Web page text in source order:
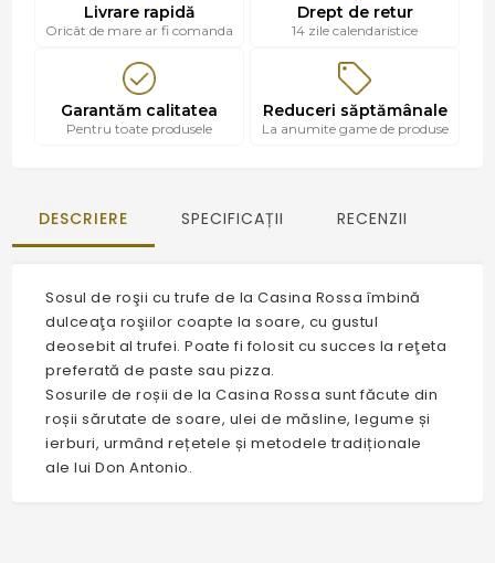
Livrare rapidă
Oricât de mare ar fi comanda
Drept de retur
14 zile calendaristice
Garantăm calitatea
Pentru toate produsele
Reduceri săptămânale
La anumite game de produse
DESCRIERE SPECIFICAȚII RECENZII
Sosul de roşii cu trufe de la Casina Rossa îmbină
dulceaţa roşiilor coapte la soare, cu gustul
deosebit al trufei. Poate fi folosit cu succes la reţeta
preferată de paste sau pizza.
Sosurile de roșii de la Casina Rossa sunt făcute din
roșii sărutate de soare, ulei de măsline, legume și
ierburi, urmând rețetele și metodele tradiționale
ale lui Don Antonio.